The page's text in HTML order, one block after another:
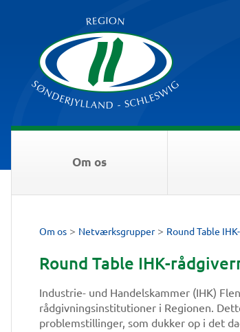
Om os
Om os > Netværksgrupper > Round Table
Round Table IHK-
Industrie- und Handelskammer (IHK)
rådgivningsinstitutioner i Regionen.
problemstillinger, som dukker op i det